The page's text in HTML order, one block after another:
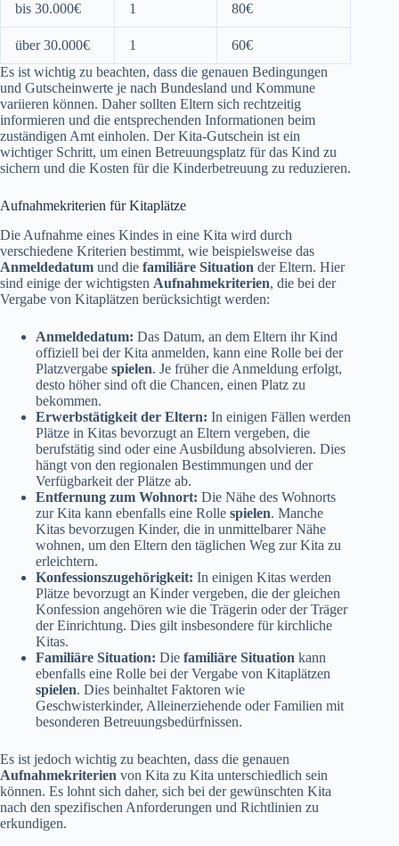
bis 30.000€ 1 80€
über 30.000€ 1
60€
Es ist wichtig zu beachten, dass die genauen Bedingungen
und Gutscheinwerte je nach Bundesland und Kommune
variieren können. Daher sollten Eltern sich rechtzeitig
informieren und die entsprechenden Informationen beim
zuständigen Amt einholen. Der Kita-Gutschein ist ein
wichtiger Schritt, um einen Betreuungsplatz für das Kind zu
sichern und die Kosten für die Kinderbetreuung zu reduzieren.
Aufnahmekriterien für Kitaplätze
Die Aufnahme eines Kindes in eine Kita wird durch
verschiedene Kriterien bestimmt, wie beispielsweise das
Anmeldedatum und die familiäre Situation der Eltern. Hier
sind einige der wichtigsten Aufnahmekriterien, die bei der
Vergabe von Kitaplätzen berücksichtigt werden:
Anmeldedatum: Das Datum, an dem Eltern ihr Kind
offiziell bei der Kita anmelden, kann eine Rolle bei der
Platzvergabe spielen. Je früher die Anmeldung erfolgt,
desto höher sind oft die Chancen, einen Platz zu
bekommen.
Erwerbstätigkeit der Eltern: In einigen Fällen werden
Plätze in Kitas bevorzugt an Eltern vergeben, die
berufstätig sind oder eine Ausbildung absolvieren. Dies
hängt von den regionalen Bestimmungen und der
Verfügbarkeit der Plätze ab.
Entfernung zum Wohnort: Die Nähe des Wohnorts
zur Kita kann ebenfalls eine Rolle spielen. Manche
Kitas bevorzugen Kinder, die in unmittelbarer Nähe
wohnen, um den Eltern den täglichen Weg zur Kita zu
erleichtern.
Konfessionszugehörigkeit: In einigen Kitas werden
Plätze bevorzugt an Kinder vergeben, die der gleichen
Konfession angehören wie die Trägerin oder der Träger
der Einrichtung. Dies gilt insbesondere für kirchliche
Kitas.
Familiäre Situation: Die familiäre Situation kann
ebenfalls eine Rolle bei der Vergabe von Kitaplätzen
spielen. Dies beinhaltet Faktoren wie
Geschwisterkinder, Alleinerziehende oder Familien mit
besonderen Betreuungsbedürfnissen.
Es ist jedoch wichtig zu beachten, dass die genauen
Aufnahmekriterien von Kita zu Kita unterschiedlich sein
können. Es lohnt sich daher, sich bei der gewünschten Kita
nach den spezifischen Anforderungen und Richtlinien zu
erkundigen.